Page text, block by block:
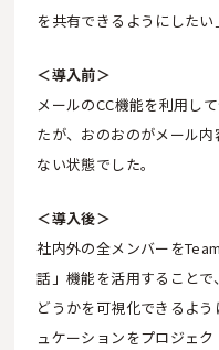
を共有できるようにしたい
＜導入前＞
メールのCC機能を利用し
たが、おのおのがメール
ない状態でした。
＜導入後＞
社内外の全メンバーを
話」機能を活用すること
どうかを可視化できるよ
ュケーションをプロジェク